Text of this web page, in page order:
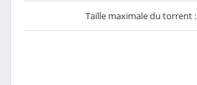
Taille maximale du torrent :